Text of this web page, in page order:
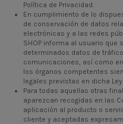
Política de Privacidad.
En cumplimiento de lo
de conservación de datos
electrónicas y a las redes
SHOP informa al usuario que
determinados datos de
comunicaciones, así como
los órganos competentes
legales previstas en dicha Ley.
Para todas aquellas otras
aparezcan recogidas en las
aplicación al producto o
cliente y aceptadas